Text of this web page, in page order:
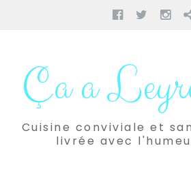
Facebook
Twitter
contenuÇa a
Cuisine conviviale et
livrée avec